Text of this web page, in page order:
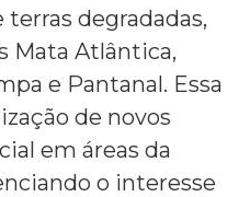
degradadas,
Mata Atlântica,
e Pantanal. Essa
de novos
em áreas da
o interesse